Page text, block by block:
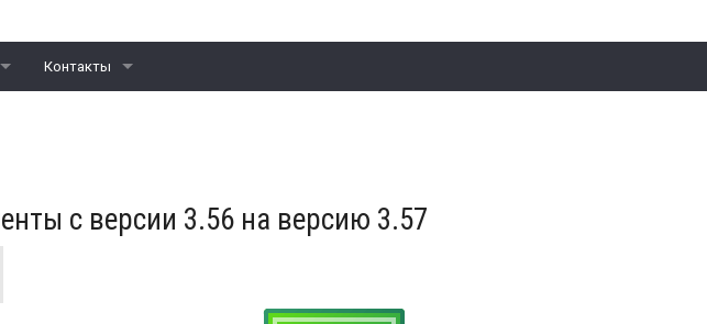
Контакты
Калининград
с версии 3.56 на версию 3.57